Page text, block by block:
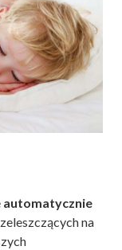
automatycznie
na